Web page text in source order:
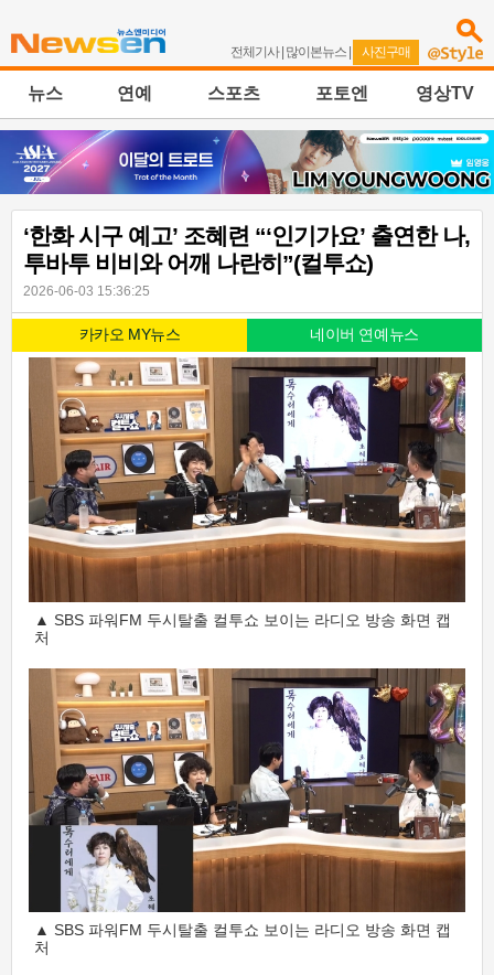
전체기사| 많이본뉴스 | 사진구매
뉴스 연예 스포츠 포토엔 영상TV
‘한화 시구 예고’ 조혜련 “‘인기가요’ 출연한 나,
투바투 비비와 어깨 나란히”(컬투쇼)
2026-06-03 15:36:25
카카오 MY뉴스 네이버 연예뉴스
▲ SBS 파워FM 두시탈출 컬투쇼 보이는 라디오 방송 화면 캡
처
▲ SBS 파워FM 두시탈출 컬투쇼 보이는 라디오 방송 화면 캡
처